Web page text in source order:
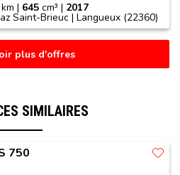
| 645 cm³ | 2017
Saint-Brieuc | Langueux (22360)
plus d'offres
SIMILAIRES
750